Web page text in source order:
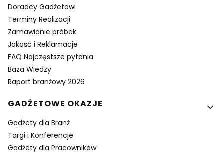
Doradcy Gadżetowi
Terminy Realizacji
Zamawianie próbek
Jakość i Reklamacje
FAQ Najczęstsze pytania
Baza Wiedzy
Raport branżowy 2026
GADŻETOWE OKAZJE
Gadżety dla Branż
Targi i Konferencje
Gadżety dla Pracowników